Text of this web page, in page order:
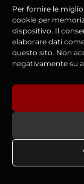
Per fornire le
cookie per
dispositivo. Il
elaborare dati
questo sito. Non
negativamente su
Codice del
Accesso al
Cronache e
Chi è
Contatti e
Copyright